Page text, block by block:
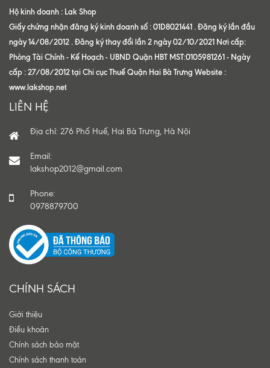
Hộ kinh doanh : Lak Shop
Giấy chứng nhận đăng ký kinh doanh số : 01D8021441 . Đăng ký lần đầu
ngày 14/08/2012 . Đăng ký thay đổi lần 2 ngày 02/10/2021 Nơi cấp:
Phòng Tài Chính - Kế Hoạch - UBND Quận HBT MST:0105981261 - Ngày
cấp : 27/08/2012 tại Chi cục Thuế Quận Hai Bà Trưng Website :
www.lakshop.net
LIÊN HỆ
Địa chỉ: 276 Phố Huế, Hai Bà Trưng, Hà Nội
Email:
lakshop2012@gmail.com
Phone:
0978879700
CHÍNH SÁCH
Giới thiệu
Điều khoản
Chính sách bảo mật
Chính sách thanh toán